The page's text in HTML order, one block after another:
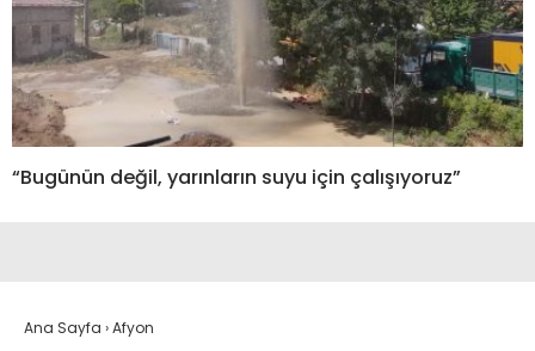
“Bugünün değil, yarınların suyu için çalışıyoruz”
Ana Sayfa ›Afyon